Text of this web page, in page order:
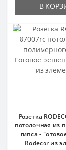
В
Розетка
потолочная из
гипса -
Rodecor из